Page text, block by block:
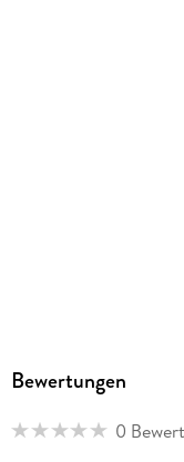
Bewertungen
0